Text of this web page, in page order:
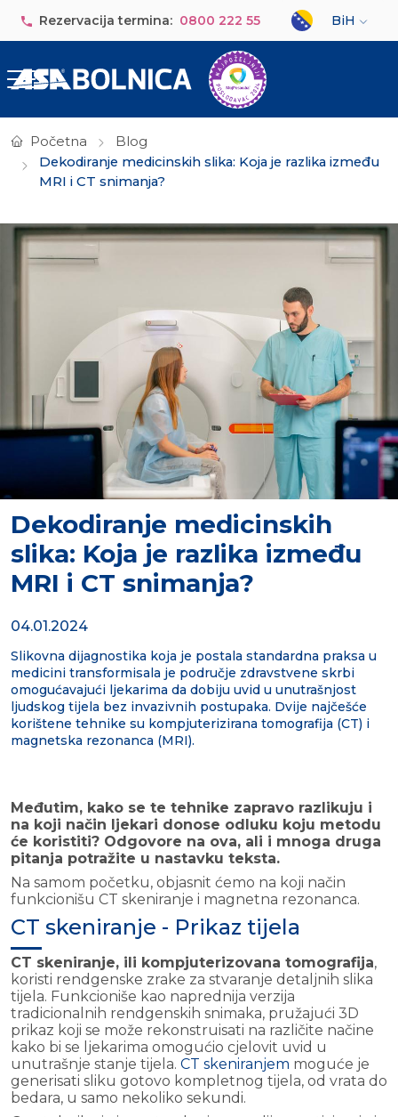
Rezervacija termina: 0800 222 55
Select your
BiH
Početna
Blog
Dekodiranje medicinskih slika: Koja je razlika između
MRI i CT snimanja?
Dekodiranje medicinskih
slika: Koja je razlika između
MRI i CT snimanja?
04.01.2024
Slikovna dijagnostika koja je postala standardna praksa u
medicini transformisala je područje zdravstvene skrbi
omogućavajući ljekarima da dobiju uvid u unutrašnjost
ljudskog tijela bez invazivnih postupaka. Dvije najčešće
korištene tehnike su kompjuterizirana tomografija (CT) i
magnetska rezonanca (MRI).
Međutim, kako se te tehnike zapravo razlikuju i
na koji način ljekari donose odluku koju metodu
će koristiti? Odgovore na ova, ali i mnoga druga
pitanja potražite u nastavku teksta.
Na samom početku, objasnit ćemo na koji način
funkcionišu CT skeniranje i magnetna rezonanca.
CT skeniranje - Prikaz tijela
CT skeniranje, ili kompjuterizovana tomografija,
koristi rendgenske zrake za stvaranje detaljnih slika
tijela. Funkcioniše kao naprednija verzija
tradicionalnih rendgenskih snimaka, pružajući 3D
prikaz koji se može rekonstruisati na različite načine
kako bi se ljekarima omogućio cjelovit uvid u
unutrašnje stanje tijela. CT skeniranjem moguće je
generisati sliku gotovo kompletnog tijela, od vrata do
bedara, u samo nekoliko sekundi.